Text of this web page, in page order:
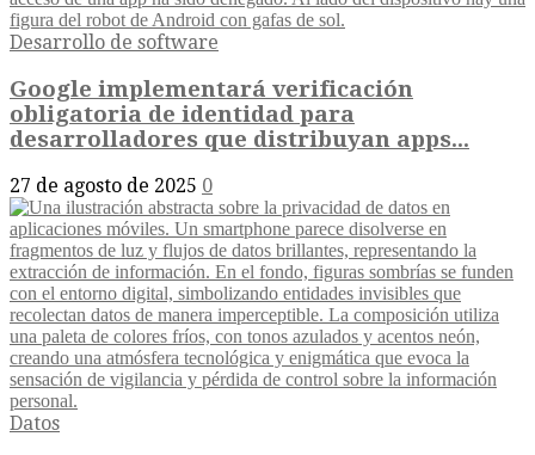
Desarrollo de software
Google implementará verificación
obligatoria de identidad para
desarrolladores que distribuyan apps...
27 de agosto de 2025 0
Datos